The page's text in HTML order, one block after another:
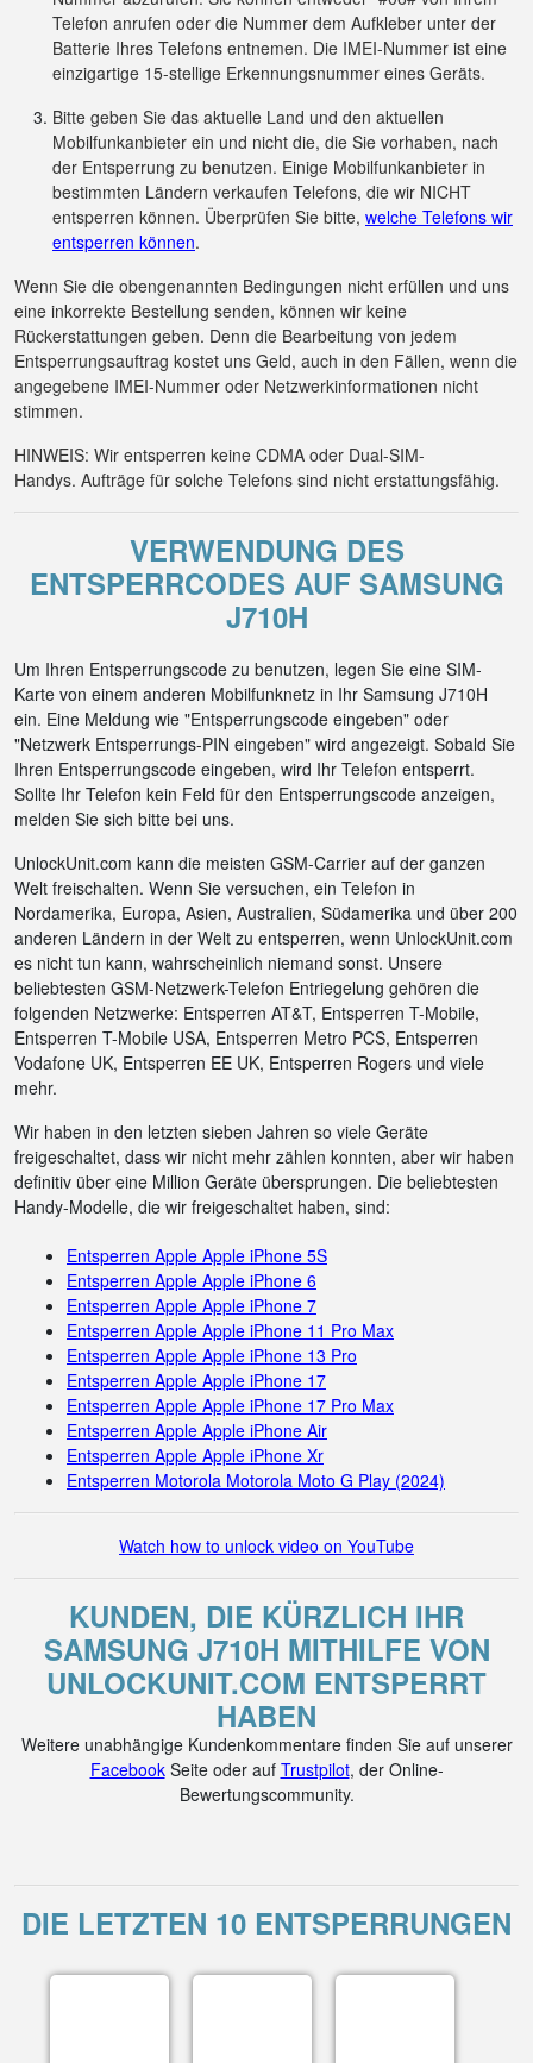
Telefon anrufen oder die Nummer dem Aufkleber unter der
Batterie Ihres Telefons entnemen. Die IMEI-Nummer ist eine
einzigartige 15-stellige Erkennungsnummer eines Geräts.
Bitte geben Sie das aktuelle Land und den aktuellen
Mobilfunkanbieter ein und nicht die, die Sie vorhaben, nach
der Entsperrung zu benutzen. Einige Mobilfunkanbieter in
bestimmten Ländern verkaufen Telefons, die wir NICHT
entsperren können. Überprüfen Sie bitte, welche Telefons wir
entsperren können.
Wenn Sie die obengenannten Bedingungen nicht erfüllen und uns
eine inkorrekte Bestellung senden, können wir keine
Rückerstattungen geben. Denn die Bearbeitung von jedem
Entsperrungsauftrag kostet uns Geld, auch in den Fällen, wenn die
angegebene IMEI-Nummer oder Netzwerkinformationen nicht
stimmen.
HINWEIS: Wir entsperren keine CDMA oder Dual-SIM-
Handys. Aufträge für solche Telefons sind nicht erstattungsfähig.
VERWENDUNG DES
ENTSPERRCODES AUF SAMSUNG
J710H
Um Ihren Entsperrungscode zu benutzen, legen Sie eine SIM-
Karte von einem anderen Mobilfunknetz in Ihr Samsung J710H
ein. Eine Meldung wie "Entsperrungscode eingeben" oder
"Netzwerk Entsperrungs-PIN eingeben" wird angezeigt. Sobald Sie
Ihren Entsperrungscode eingeben, wird Ihr Telefon entsperrt.
Sollte Ihr Telefon kein Feld für den Entsperrungscode anzeigen,
melden Sie sich bitte bei uns.
UnlockUnit.com kann die meisten GSM-Carrier auf der ganzen
Welt freischalten. Wenn Sie versuchen, ein Telefon in
Nordamerika, Europa, Asien, Australien, Südamerika und über 200
anderen Ländern in der Welt zu entsperren, wenn UnlockUnit.com
es nicht tun kann, wahrscheinlich niemand sonst. Unsere
beliebtesten GSM-Netzwerk-Telefon Entriegelung gehören die
folgenden Netzwerke: Entsperren AT&T, Entsperren T-Mobile,
Entsperren T-Mobile USA, Entsperren Metro PCS, Entsperren
Vodafone UK, Entsperren EE UK, Entsperren Rogers und viele
mehr.
Wir haben in den letzten sieben Jahren so viele Geräte
freigeschaltet, dass wir nicht mehr zählen konnten, aber wir haben
definitiv über eine Million Geräte übersprungen. Die beliebtesten
Handy-Modelle, die wir freigeschaltet haben, sind:
Entsperren Apple Apple iPhone 5S
Entsperren Apple Apple iPhone 6
Entsperren Apple Apple iPhone 7
Entsperren Apple Apple iPhone 11 Pro Max
Entsperren Apple Apple iPhone 13 Pro
Entsperren Apple Apple iPhone 17
Entsperren Apple Apple iPhone 17 Pro Max
Entsperren Apple Apple iPhone Air
Entsperren Apple Apple iPhone Xr
Entsperren Motorola Motorola Moto G Play (2024)
Watch how to unlock video on YouTube
KUNDEN, DIE KÜRZLICH IHR
SAMSUNG J710H MITHILFE VON
UNLOCKUNIT.COM ENTSPERRT
HABEN
Weitere unabhängige Kundenkommentare finden Sie auf unserer
FacebookSeite oder auf Trustpilot, der Online-
Bewertungscommunity.
DIE LETZTEN 10 ENTSPERRUNGEN